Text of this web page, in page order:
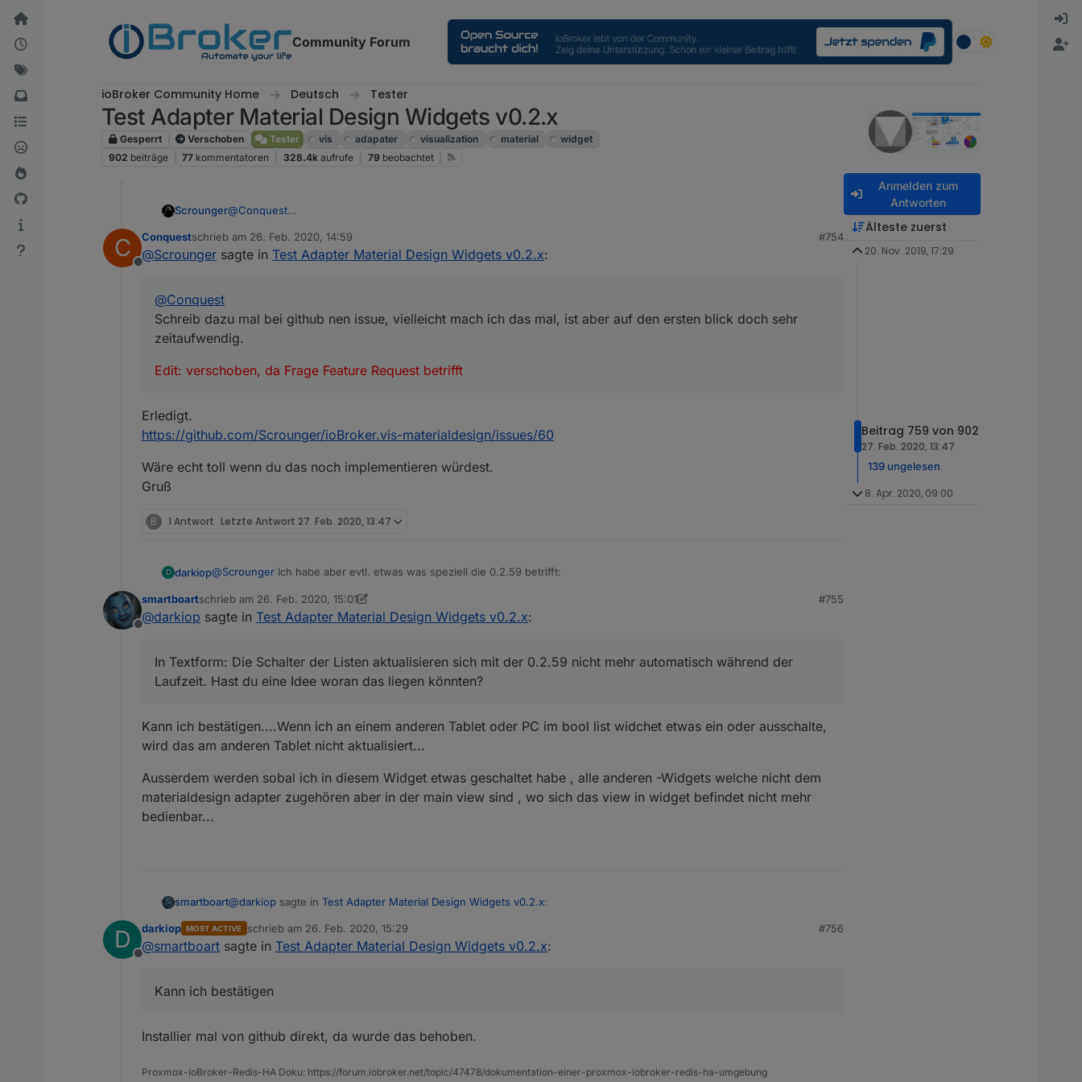
Weiter zum Inhalt
Community Forum
ioBroker Community Home Deutsch Tester
Test Adapter Material Design Widgets v0.2.x
Gesperrt Verschoben Tester vis adapater visualization material
widget
902 beiträge 77 kommentatoren 328.4k aufrufe 79 beobachtet
Scrounger@Conquest
Edit: verschoben, da Frage Feature Request betrifft
C
Offline
Conquestschrieb am 26. Feb. 2020, 14:59
zuletzt editiert von
#754
@Scrounger sagte in Test Adapter Material Design Widgets v0.2.x:
@Conquest
Schreib dazu mal bei github nen issue, vielleicht mach ich das mal, ist aber auf den ersten blick doch sehr
zeitaufwendig.
Edit: verschoben, da Frage Feature Request betrifft
Erledigt.
https://github.com/Scrounger/ioBroker.vis-materialdesign/issues/60
Wäre echt toll wenn du das noch implementieren würdest.
Gruß
B 1 Antwort Letzte Antwort 27. Feb. 2020, 13:47
D darkiop@Scrounger Ich habe aber evtl. etwas was speziell die 0.2.59 betrifft:
Da Bilder mehr als Worten sagen, erstmal 2 Gif's:
IST mit der 0.2.59:
Offline
smartboartschrieb am 26. Feb. 2020, 15:01
zuletzt editiert von smartboart
#755
@darkiop sagte in Test Adapter Material Design Widgets v0.2.x:
In Textform: Die Schalter der Listen aktualisieren sich mit der 0.2.59 nicht mehr automatisch während der
Laufzeit. Hast du eine Idee woran das liegen könnten?
Kann ich bestätigen....Wenn ich an einem anderen Tablet oder PC im bool list widchet etwas ein oder ausschalte,
wird das am anderen Tablet nicht aktualisiert...
Ausserdem werden sobal ich in diesem Widget etwas geschaltet habe , alle anderen -Widgets welche nicht dem
materialdesign adapter zugehören aber in der main view sind , wo sich das view in widget befindet nicht mehr
bedienbar...
smartboart@darkiop sagte in Test Adapter Material Design Widgets v0.2.x:
In Textform: Die Schalter der Listen aktualisieren sich mit der 0.2.59 nicht mehr automatisch während der Laufzeit.
das am anderen Tablet nicht aktualisiert...
bedienbar...
D
Offline
darkiop MOST ACTIVE schrieb am 26. Feb. 2020, 15:29
zuletzt editiert von
#756
@smartboart sagte in Test Adapter Material Design Widgets v0.2.x:
Kann ich bestätigen
Installier mal von github direkt, da wurde das behoben.
Proxmox-ioBroker-Redis-HA Doku: https://forum.iobroker.net/topic/47478/dokumentation-einer-proxmox-iobroker-redis-ha-umgebung
Anmelden zum
Antworten
Älteste zuerst
20. Nov. 2019, 17:29
Beitrag 759 von 902
27. Feb. 2020, 13:47
139 ungelesen
8. Apr. 2020, 09:00